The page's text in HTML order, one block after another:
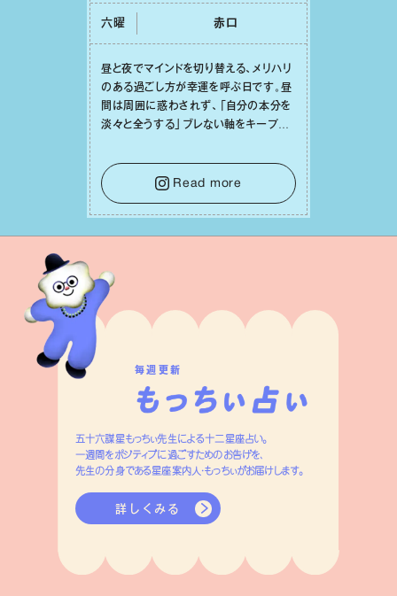
六曜 ⾚⼝
昼と夜でマインドを切り替える、メリハリ
のある過ごし⽅が幸運を呼ぶ⽇です。昼
間は周囲に惑わされず、「⾃分の本分を
淡々と全うする」ブレない軸をキープし
⾔葉に流されないよう、⼼にしっかりブ
レーキをかけること。この意識の切り替
えが、あなたに確かな安⼼感をもたらす
はずです。
Read more
毎週更新
五十六謀星もっちぃ先生による十二星座占い。
一週間をポジティブに過ごすためのお告げを、
先生の分身である星座案内人・もっちぃがお届けします。
詳しくみる